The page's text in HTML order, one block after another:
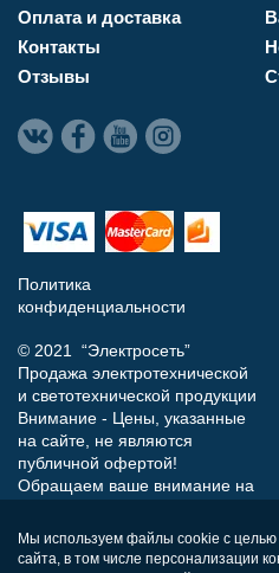
Оплата и доставка
Контакты
Отзывы
Политика
конфиденциальности
© 2021 “Электросеть”
Продажа электротехнической
и светотехнической продукции
Внимание - Цены, указанные
на сайте, не являются
публичной офертой!
Обращаем ваше внимание на
носит исключительно
информационный характер и
Мы используем файлы cookie с
сайта, в том числе персонализации